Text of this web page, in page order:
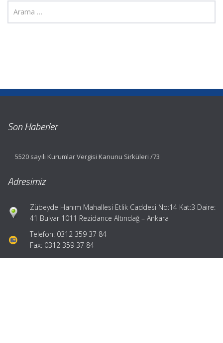
Son Haberler
5520 sayılı Kurumlar Vergisi Kanunu Sirküleri /73
Adresimiz
Zübeyde Hanım Mahallesi Etlik Caddesi No:14 Kat:3 Daire:
41 Bulvar 1011 Rezidance Altındağ – Ankara
Telefon: 0312 359 37 84
Fax: 0312 359 37 84